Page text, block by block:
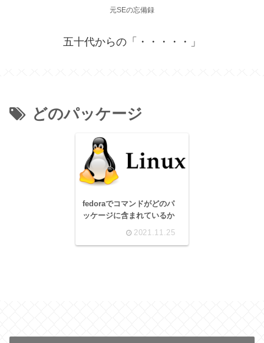
元SEの忘備録
五十代からの「・・・・・」
どのパッケージ
fedoraでコマンドがどのパ
ッケージに含まれているか
2021.11.25